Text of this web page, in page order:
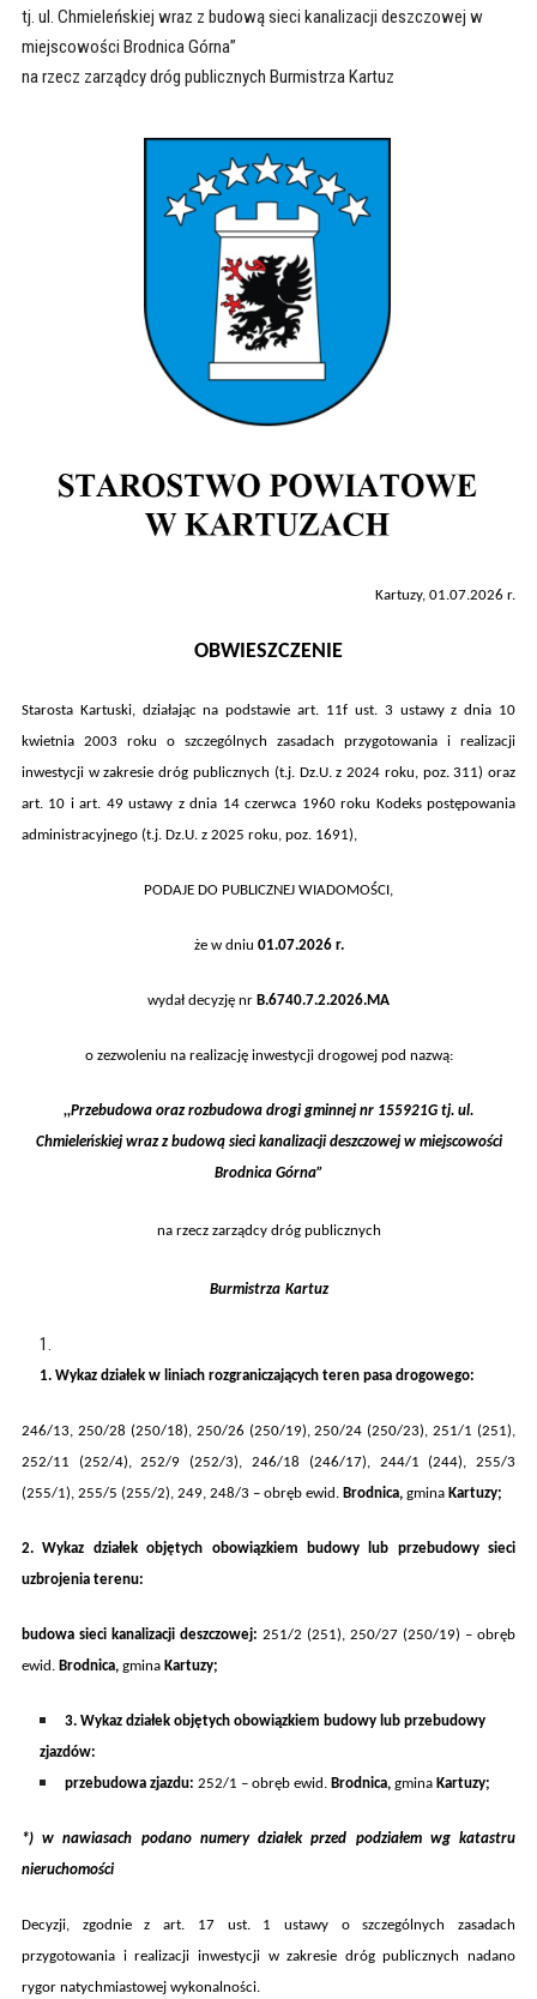
tj. ul. Chmieleńskiej wraz z budową sieci kanalizacji deszczowej w
miejscowości Brodnica Górna”
na rzecz zarządcy dróg publicznych Burmistrza Kartuz
Kartuzy,01.07.2026 r.
OBWIESZCZENIE
Starosta Kartuski, działając na podstawie art. 11f ust. 3 ustawy z dnia 10
kwietnia 2003 roku o szczególnych zasadach przygotowania i realizacji
inwestycji w zakresie dróg publicznych (t.j. Dz.U. z 2024 roku, poz.311) oraz
art. 10 i art. 49 ustawy z dnia 14 czerwca 1960 roku Kodeks postępowania
administracyjnego (t.j. Dz.U. z 2025 roku, poz. 1691),
PODAJE DO PUBLICZNEJ WIADOMOŚCI,
że w dniu 01.07.2026r.
wydał decyzję nr B.6740.7.2.2026.MA
o zezwoleniu na realizację inwestycji drogowej pod nazwą:
,,Przebudowa oraz rozbudowa drogi gminnej nr 155921G tj. ul.
Chmieleńskiej wraz z budową sieci kanalizacji deszczowej w miejscowości
Brodnica Górna”
na rzecz zarządcy dróg publicznych
Burmistrza Kartuz
1. Wykaz działek w liniach rozgraniczających teren pasa drogowego:
246/13, 250/28 (250/18), 250/26 (250/19), 250/24 (250/23), 251/1 (251),
252/11 (252/4), 252/9 (252/3), 246/18 (246/17), 244/1 (244), 255/3
(255/1), 255/5 (255/2), 249, 248/3 – obręb ewid. Brodnica, gmina Kartuzy;
2. Wykaz działek objętych obowiązkiem budowy lub przebudowy sieci
uzbrojenia terenu:
budowa sieci kanalizacji deszczowej: 251/2 (251), 250/27 (250/19) – obręb
ewid.Brodnica, gmina Kartuzy;
3. Wykaz działek objętych obowiązkiem budowy lub przebudowy
zjazdów:
przebudowa zjazdu: 252/1 – obręb ewid. Brodnica, gmina Kartuzy;
*) w nawiasach podano numery działek przed podziałem wg katastru
nieruchomości
Decyzji, zgodnie z art. 17 ust. 1 ustawy o szczególnych zasadach
przygotowania i realizacji inwestycji w zakresie dróg publicznychnadano
rygor natychmiastowej wykonalności.